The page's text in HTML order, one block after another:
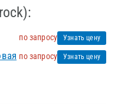
по запросу Узнать цену
по запросу Узнать цену